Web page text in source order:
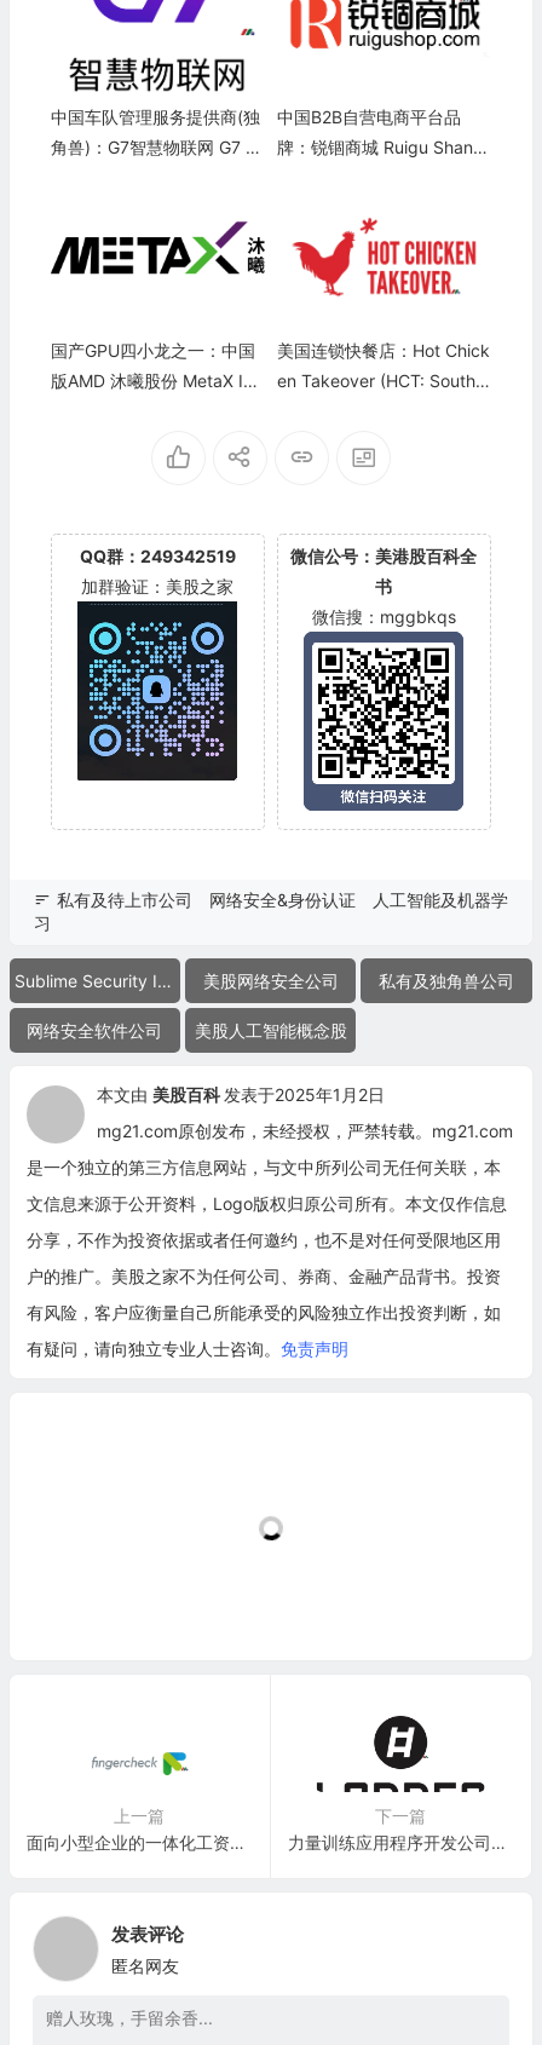
中国车队管理服务提供商(独
角兽)：G7智慧物联网 G7 N
中国B2B自营电商平台品
牌：锐锢商城 Ruigu Shang
国产GPU四小龙之一：中国
版AMD 沐曦股份 MetaX Int
美国连锁快餐店：Hot Chick
en Takeover (HCT: Souther
QQ群：249342519
加群验证：美股之家
微信公号：美港股百科全
书
微信搜：mggbkqs
私有及待上市公司 网络安全&身份认证
人工智能及机器学
习
Sublime Security Inc. 美股网络安全公司 私有及独角兽公司
网络安全软件公司 美股人工智能概念股
本文由 美股百科 发表于2025年1月2日
mg21.com原创发布，未经授权，严禁转载。mg21.com
是一个独立的第三方信息网站，与文中所列公司无任何关联，本
文信息来源于公开资料，Logo版权归原公司所有。本文仅作信息
分享，不作为投资依据或者任何邀约，也不是对任何受限地区用
户的推广。美股之家不为任何公司、券商、金融产品背书。投资
有风险，客户应衡量自己所能承受的风险独立作出投资判断，如
有疑问，请向独立专业人士咨询。 免责声明
上一篇
面向小型企业的一体化工资和人力资源应用程序：Fingercheck
下一篇
力量训练应用程序开发公司：Ladder Technologies, Inc.
发表评论
匿名网友